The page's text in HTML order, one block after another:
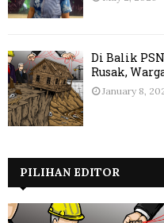
Di Balik
Rusak,
January 8,
PILIHAN EDITOR